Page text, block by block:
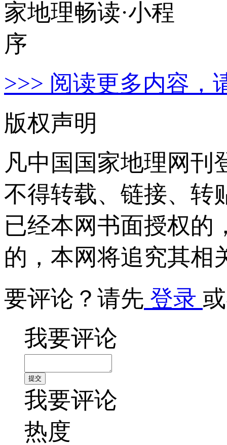
>>> 阅读更多内容，
版权声明
凡中国国家地理网刊
不得转载、链接、转
已经本网书面授权的
的，本网将追究其相
要评论？请先 登录
我要评论
我要评论
热度